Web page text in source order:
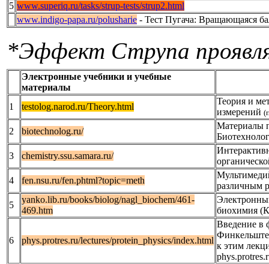
5 www.superiq.ru/tasks/strup-tests/strup2.html
www.indigo-papa.ru/polusharie - Тест Пугача: Вращающаяся
*Эффект Струпа
Электронные учебники и учебные
материалы
1
testolog.narod.ru/Theory.html
Теория и
измерений
2 biotechnolog.ru/
Материалы
3
chemistry.ssu.samara.ru/
4
fen.nsu.ru/fen.phtml?topic=meth
различным
5
yanko.lib.ru/books/biolog/nagl_biochem/461-
469.htm
биохимия
6 phys.protres.ru/lectures/protein_physics/index.html
Введение в
к этим